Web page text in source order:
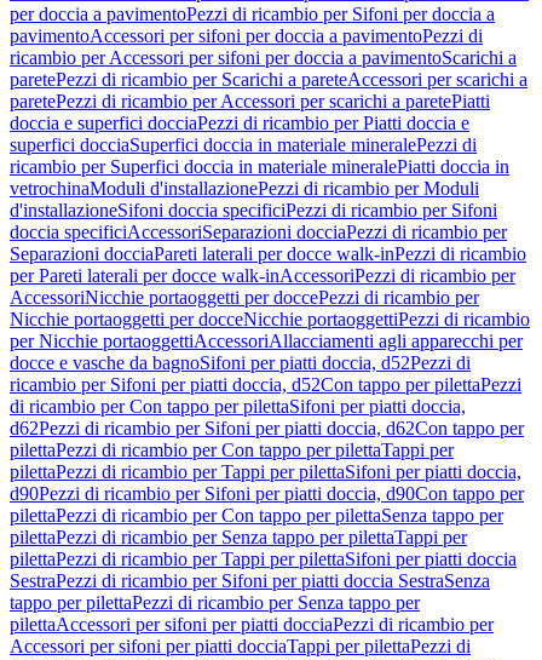
per doccia a pavimentoPezzi di ricambio per Sifoni per doccia a
pavimentoAccessori per sifoni per doccia a pavimentoPezzi di
ricambio per Accessori per sifoni per doccia a pavimentoScarichi a
paretePezzi di ricambio per Scarichi a pareteAccessori per scarichi a
paretePezzi di ricambio per Accessori per scarichi a paretePiatti
doccia e superfici docciaPezzi di ricambio per Piatti doccia e
superfici docciaSuperfici doccia in materiale mineralePezzi di
ricambio per Superfici doccia in materiale mineralePiatti doccia in
vetrochinaModuli d'installazionePezzi di ricambio per Moduli
d'installazioneSifoni doccia specificiPezzi di ricambio per Sifoni
doccia specificiAccessoriSeparazioni docciaPezzi di ricambio per
Separazioni docciaPareti laterali per docce walk-inPezzi di ricambio
per Pareti laterali per docce walk-inAccessoriPezzi di ricambio per
AccessoriNicchie portaoggetti per doccePezzi di ricambio per
Nicchie portaoggetti per docceNicchie portaoggettiPezzi di ricambio
per Nicchie portaoggettiAccessoriAllacciamenti agli apparecchi per
docce e vasche da bagnoSifoni per piatti doccia, d52Pezzi di
ricambio per Sifoni per piatti doccia, d52Con tappo per pilettaPezzi
di ricambio per Con tappo per pilettaSifoni per piatti doccia,
d62Pezzi di ricambio per Sifoni per piatti doccia, d62Con tappo per
pilettaPezzi di ricambio per Con tappo per pilettaTappi per
pilettaPezzi di ricambio per Tappi per pilettaSifoni per piatti doccia,
d90Pezzi di ricambio per Sifoni per piatti doccia, d90Con tappo per
pilettaPezzi di ricambio per Con tappo per pilettaSenza tappo per
pilettaPezzi di ricambio per Senza tappo per pilettaTappi per
pilettaPezzi di ricambio per Tappi per pilettaSifoni per piatti doccia
SestraPezzi di ricambio per Sifoni per piatti doccia SestraSenza
tappo per pilettaPezzi di ricambio per Senza tappo per
pilettaAccessori per sifoni per piatti docciaPezzi di ricambio per
Accessori per sifoni per piatti docciaTappi per pilettaPezzi di